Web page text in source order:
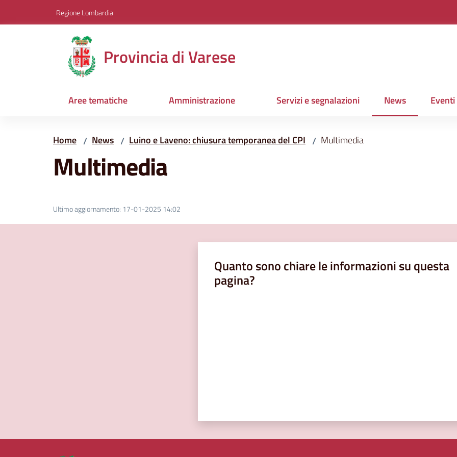
Regione Lombardia
Provincia di Varese
Aree tematiche Amministrazione Servizi e segnalazioni News
Menu selezionato
Eventi
Home / News / Luino e Laveno: chiusura temporanea del CPI / Multimedia
Multimedia
Ultimo aggiornamento: 17-01-2025 14:02
Quanto sono chiare le informazioni su questa
pagina?